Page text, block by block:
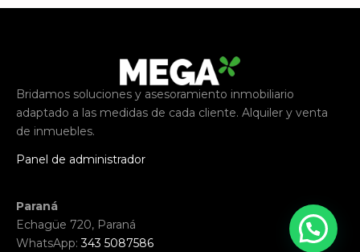
Bridamos soluciones y asesoramiento inmobiliario
adaptado a las medidas de cada cliente. Alquiler y venta
de inmuebles.
Panel de administrador
Paraná
Echagüe 720, Paraná
WhatsApp:343 5087586